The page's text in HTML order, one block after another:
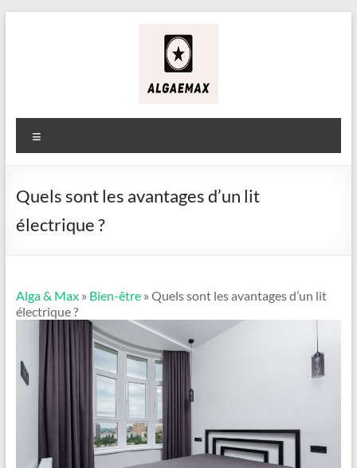
Alga
&
Max
Quels sont les avantages d’un lit
électrique ?
Alga & Max» Bien-être» Quels sont les avantages d’un lit
électrique ?